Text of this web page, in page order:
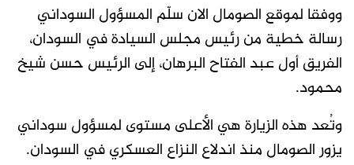
ووفقا لموقع الصومال الان سلّم المسؤول السوداني
رسالة خطية من رئيس مجلس السيادة في السودان،
الفريق أول عبد الفتاح البرهان، إلى الرئيس حسن شيخ
محمود.
وتُعد هذه الزيارة هي الأعلى مستوى لمسؤول سوداني
يزور الصومال منذ اندلاع النزاع العسكري في السودان.